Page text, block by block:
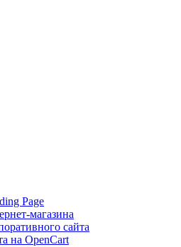
Page
магазина
сайта
на OpenCart